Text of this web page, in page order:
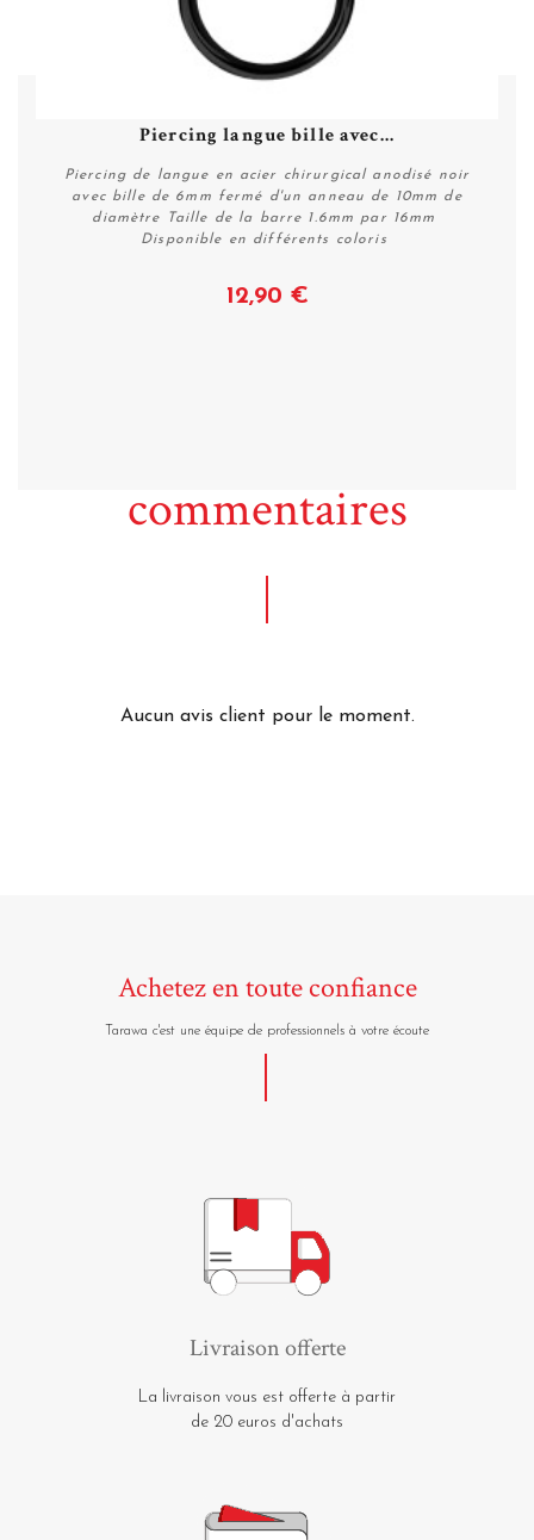
Piercing langue bille avec...
Piercing de langue en acier chirurgical anodisé noir
avec bille de 6mm fermé d'un anneau de 10mm de
diamètre Taille de la barre 1.6mm par 16mm
Disponible en différents coloris
12,90 €
commentaires
Aucun avis client pour le moment.
Achetez en toute confiance
Tarawa c'est une équipe de professionnels à votre écoute
Livraison offerte
La livraison vous est offerte à partir
de 20 euros d'achats